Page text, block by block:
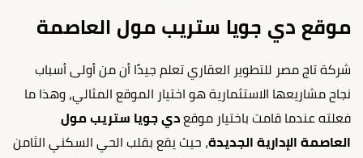
موقع دي جويا ستريب مول العاصمة
شركة تاج مصر للتطوير العقاري تعلم جيدًا أن من أولى أسباب
نجاح مشاريعها الاستثمارية هو اختيار الموقع المثالي، وهذا ما
فعلته عندما قامت باختيار موقع دي جويا ستريب مول
العاصمة الإدارية الجديدة، حيث يقع بقلب الحي السكني الثامن